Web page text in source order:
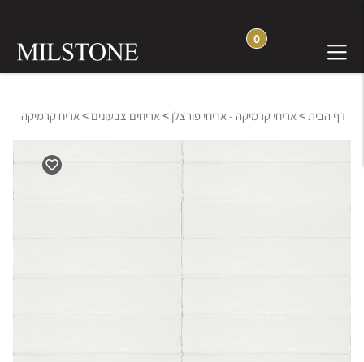
0
דף הבית> אריחי קרמיקה - אריחי פורצלן > אריחים צבעונים > אריח קרמיקה